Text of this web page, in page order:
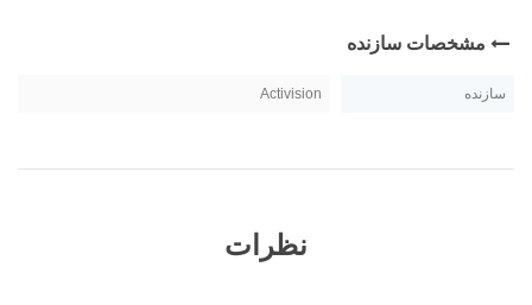
مشخصات سازنده
سازنده Activision
نظرات